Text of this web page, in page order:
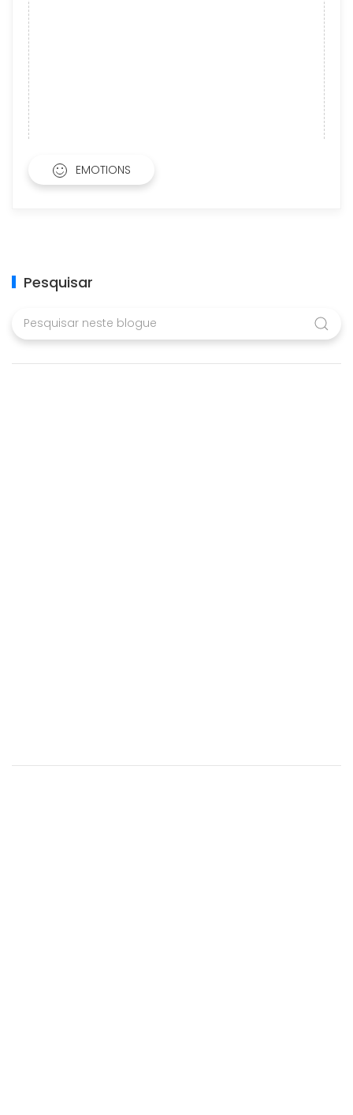
EMOTIONS
Pesquisar